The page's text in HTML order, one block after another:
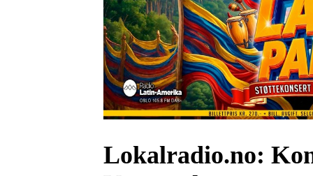
Lokalradio.no: